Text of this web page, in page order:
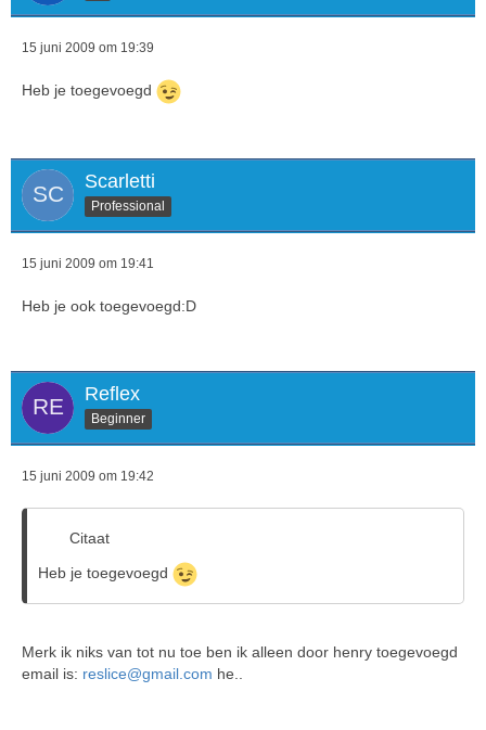
15 juni 2009 om 19:39
Heb je toegevoegd
Scarletti
Professional
15 juni 2009 om 19:41
Heb je ook toegevoegd:D
Reflex
Beginner
15 juni 2009 om 19:42
Citaat
Heb je toegevoegd
Merk ik niks van tot nu toe ben ik alleen door henry toegevoegd
email is: reslice@gmail.com he..